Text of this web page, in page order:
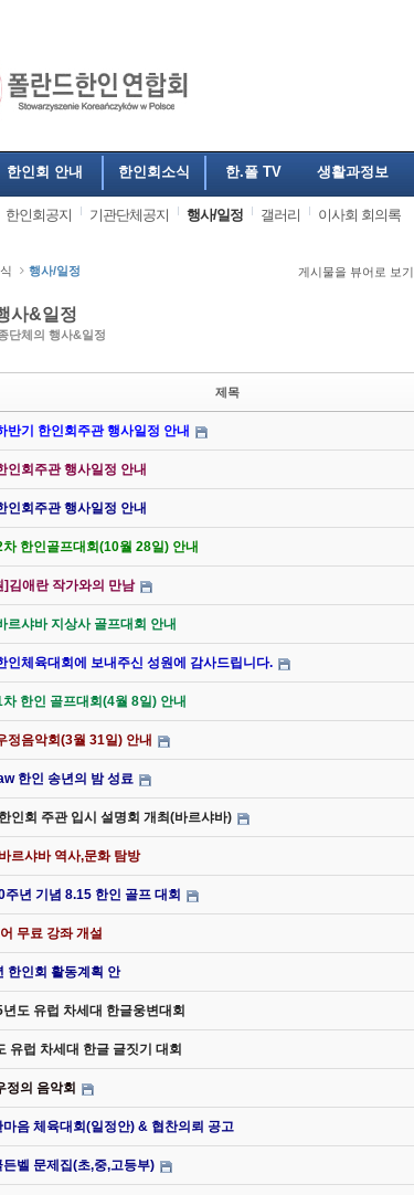
한인회 안내 한인회소식 한.폴 TV 생활과정보
한인회공지 기관단체공지 행사/일정 갤러리 이사회 회의록
행사/일정 게시물을 뷰어로 보기
사&일정
단체의 행사&일정
제목
반기 한인회주관 행사일정 안내
인회주관 행사일정 안내
인회주관 행사일정 안내
한인골프대회(10월 28일) 안내
]김애란 작가와의 만남
르샤바 지상사 골프대회 안내
인체육대회에 보내주신 성원에 감사드립니다.
한인 골프대회(4월 8일) 안내
정음악회(3월 31일) 안내
한인 송년의 밤 성료
인회 주관 입시 설명회 개최(바르샤바)
르샤바 역사,문화 탐방
주년 기념 8.15 한인 골프 대회
무료 강좌 개설
한인회 활동계획 안
년도 유럽 차세대 한글웅변대회
유럽 차세대 한글 글짓기 대회
정의 음악회
마음 체육대회(일정안) & 협찬의뢰 공고
든벨 문제집(초,중,고등부)